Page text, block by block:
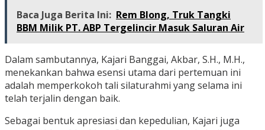
Baca Juga Berita Ini: Rem Blong, Truk Tangki
BBM Milik PT. ABP Tergelincir Masuk Saluran Air
Dalam sambutannya, Kajari Banggai, Akbar, S.H., M.H.,
menekankan bahwa esensi utama dari pertemuan ini
adalah memperkokoh tali silaturahmi yang selama ini
telah terjalin dengan baik.
Sebagai bentuk apresiasi dan kepedulian, Kajari juga